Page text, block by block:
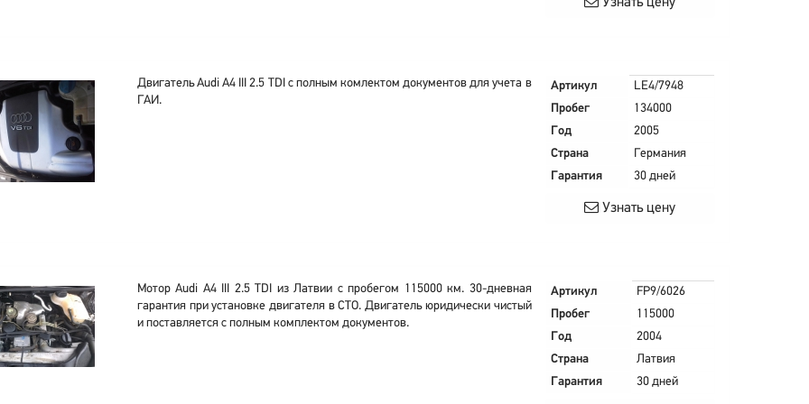
Двигатель Audi A4 III 2.5 TDI с полным комлектом документов для учета в
ГАИ.
Артикул
LE4/7948
Пробег
134000
Год
2005
Страна
Германия
Гарантия
30 дней
Узнать цену
Мотор Audi A4 III 2.5 TDI из Латвии с пробегом 115000 км. 30-дневная
гарантия при установке двигателя в СТО. Двигатель юридически чистый
и поставляется с полным комплектом документов.
Артикул
FP9/6026
Пробег
115000
Год
2004
Страна
Латвия
Гарантия
30 дней